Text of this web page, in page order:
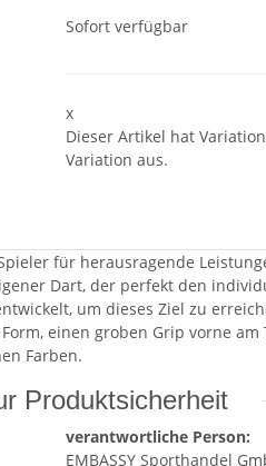
Sofort verfügbar
x
Dieser Artikel hat
Variation aus.
für herausragende
Dart, der perfekt den
um dieses Ziel zu
einen groben Grip vorne
Farben.
Produktsicherheit
verantwortliche Person:
EMBASSY Sporthandel